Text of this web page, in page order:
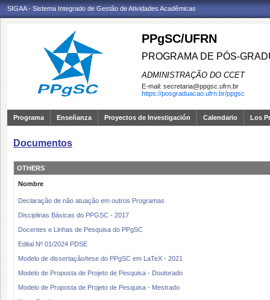
SIGAA - Sistema Integrado de Gestão de Atividades Acadêmicas
PPgSC/UFRN
PROGRAMA DE PÓS-
ADMINISTRAÇÃO DO CCET
E-mail: secretaria@ppgsc.ufrn.br
https://posgraduacao.ufrn.br/ppgsc
Programa Enseñanza Proyectos de Investigación Calendario Los
Documentos
OTHERS
Nombre
Declaração de não atuação em outros Programas
Disciplinas Básicas do PPGSC - 2017
Docentes e Linhas de Pesquisa do PPgSC
Edital Nº 01/2024 PDSE
Modelo de dissertação/tese do PPgSC em LaTeX - 2021
Modelo de Proposta de Projeto de Pesquisa - Doutorado
Modelo de Proposta de Projeto de Pesquisa - Mestrado